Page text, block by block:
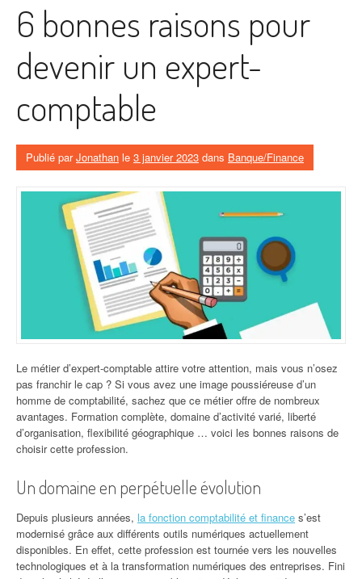
6 bonnes raisons pour
devenir un expert-
comptable
Publié parJonathan le 3 janvier 2023 dans Banque/Finance
Le métier d’expert-comptable attire votre attention, mais vous n’osez
pas franchir le cap ? Si vous avez une image poussiéreuse d’un
homme de comptabilité, sachez que ce métier offre de nombreux
avantages. Formation complète, domaine d’activité varié, liberté
d’organisation, flexibilité géographique … voici les bonnes raisons de
choisir cette profession.
Un domaine en perpétuelle évolution
Depuis plusieurs années, la fonction comptabilité et finance s’est
modernisé grâce aux différents outils numériques actuellement
disponibles. En effet, cette profession est tournée vers les nouvelles
technologiques et à la transformation numériques des entreprises. Fini